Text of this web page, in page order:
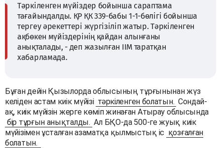
Тәркіленген мүйіздер бойынша сараптама
тағайындалды. ҚР ҚК 339-бабы 1-1-бөлігі бойынша
тергеу әрекеттері жүргізіліп жатыр. Тәркіленген
ақбөкен мүйіздерінің қайдан алынғаны
анықталады, - деп жазылған ІІМ таратқан
хабарламада.
Бұған дейін Қызылорда облысының тұрғынынан жүз
келіден астам киік мүйізі тәркіленген болатын. Сондай-
ақ, киік мүйізін жерге көміп жинаған Атырау облысында
бір тұрғын анықталды. Ал БҚО-да 500-ге жуық киік
мүйізімен ұсталған азаматқа қылмыстық іс қозғалған
болатын.